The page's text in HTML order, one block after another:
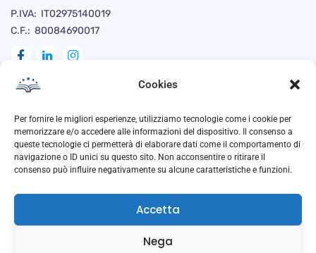
Cookies
Per fornire le migliori esperienze, utilizziamo tecnologie come i cookie per
memorizzare e/o accedere alle informazioni del dispositivo. Il consenso a
queste tecnologie ci permetterà di elaborare dati come il comportamento di
navigazione o ID unici su questo sito. Non acconsentire o ritirare il
consenso può influire negativamente su alcune caratteristiche e funzioni.
Accetta
Nega
P.IVA: IT02975140019
C.F.: 80084690017
Naviga
Privacy Policy